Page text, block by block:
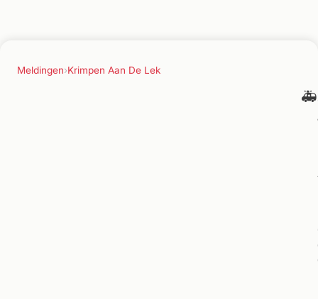
Meldingen›Krimpen Aan De Lek
🚑